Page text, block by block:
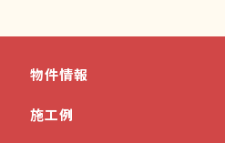
物件情報
施工例